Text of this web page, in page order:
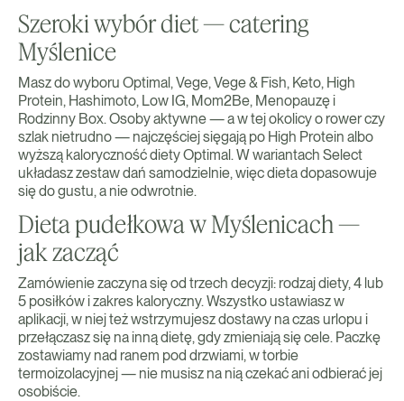
Szeroki wybór diet — catering
Myślenice
Masz do wyboru Optimal, Vege, Vege & Fish, Keto, High
Protein, Hashimoto, Low IG, Mom2Be, Menopauzę i
Rodzinny Box. Osoby aktywne — a w tej okolicy o rower czy
szlak nietrudno — najczęściej sięgają po High Protein albo
wyższą kaloryczność diety Optimal. W wariantach Select
układasz zestaw dań samodzielnie, więc dieta dopasowuje
się do gustu, a nie odwrotnie.
Dieta pudełkowa w Myślenicach —
jak zacząć
Zamówienie zaczyna się od trzech decyzji: rodzaj diety, 4 lub
5 posiłków i zakres kaloryczny. Wszystko ustawiasz w
aplikacji, w niej też wstrzymujesz dostawy na czas urlopu i
przełączasz się na inną dietę, gdy zmieniają się cele. Paczkę
zostawiamy nad ranem pod drzwiami, w torbie
termoizolacyjnej — nie musisz na nią czekać ani odbierać jej
osobiście.